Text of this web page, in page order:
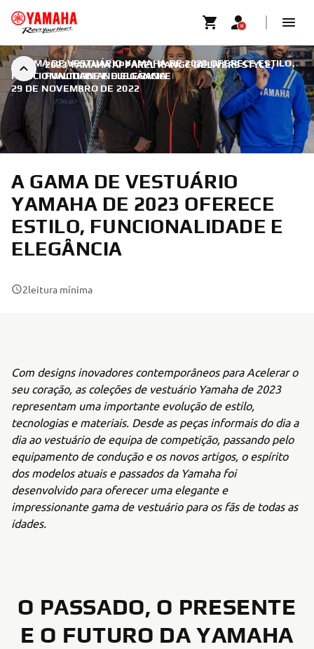
2023 YAMAHA APPAREL RANGE DELIVERS STYLE,
FUNCTION AND ELEGANCE
A GAMA DE VESTUÁRIO YAMAHA DE 2023 OFERECE ESTILO,
FUNCIONALIDADE E ELEGÂNCIA |
29 DE NOVEMBRO DE 2022
A GAMA DE VESTUÁRIO
YAMAHA DE 2023 OFERECE
ESTILO, FUNCIONALIDADE E
ELEGÂNCIA
2leitura mínima
Com designs inovadores contemporâneos para Acelerar o
seu coração, as coleções de vestuário Yamaha de 2023
representam uma importante evolução de estilo,
tecnologias e materiais. Desde as peças informais do dia a
dia ao vestuário de equipa de competição, passando pelo
equipamento de condução e os novos artigos, o espírito
dos modelos atuais e passados da Yamaha foi
desenvolvido para oferecer uma elegante e
impressionante gama de vestuário para os fãs de todas as
idades.
O PASSADO, O PRESENTE
E O FUTURO DA YAMAHA